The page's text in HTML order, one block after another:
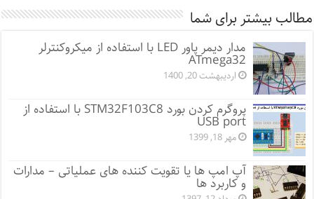
مطالب بیشتر برای شما
مدار دیمر پاور LED با استفاده از میکروکنترلر
ATmega32
اردیبهشت 20, 1400
پروگرم کردن بورد STM32F103C8 با استفاده از
USB port
مهر 18, 1399
آپ امپ ها یا تقویت کننده های عملیاتی – مدارات
و کاربرد ها